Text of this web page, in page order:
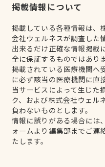
掲載情報について
掲載している各種情報は、
会社ウェルネスが調査した
出来るだけ正確な情報掲載
全に保証するものではあり
掲載されている医療機関へ
に必ず該当の医療機関に直
当サービスによって生じた
ク、および株式会社ウェル
負わないものとします。
情報に誤りがある場合には
ォームより編集部までご連
たします。